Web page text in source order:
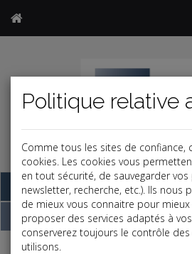
Base documentaire
Dépêches
Comme tous les sites de confiance,
cookies. Les cookies vous
en tout sécurité, de sauvegarder vos
newsletter, recherche, etc.). Ils nous
de mieux vous connaitre pour mieux
proposer des services adaptés à
conserverez toujours le contrôle
utilisons.